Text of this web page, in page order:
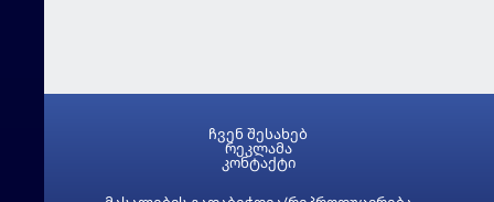
ჩვენ შესახებ
რეკლამა
კონტაქტი